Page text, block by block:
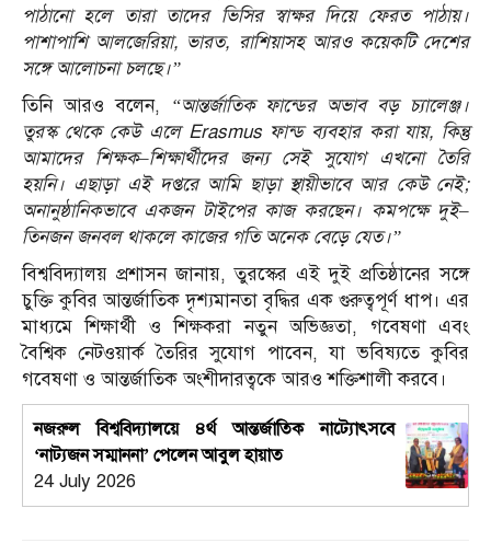
পাঠানো হলে তারা তাদের ভিসির স্বাক্ষর দিয়ে ফেরত পাঠায়।
পাশাপাশি আলজেরিয়া, ভারত, রাশিয়াসহ আরও কয়েকটি দেশের
সঙ্গে আলোচনা চলছে।”
তিনি আরও বলেন,
“আন্তর্জাতিক ফান্ডের অভাব বড় চ্যালেঞ্জ।
তুরস্ক থেকে কেউ এলে Erasmus ফান্ড ব্যবহার করা যায়, কিন্তু
আমাদের শিক্ষক–শিক্ষার্থীদের জন্য সেই সুযোগ এখনো তৈরি
হয়নি। এছাড়া এই দপ্তরে আমি ছাড়া স্থায়ীভাবে আর কেউ নেই;
অনানুষ্ঠানিকভাবে একজন টাইপের কাজ করছেন। কমপক্ষে দুই–
তিনজন জনবল থাকলে কাজের গতি অনেক বেড়ে যেত।”
বিশ্ববিদ্যালয় প্রশাসন জানায়, তুরস্কের এই দুই প্রতিষ্ঠানের সঙ্গে
চুক্তি কুবির আন্তর্জাতিক দৃশ্যমানতা বৃদ্ধির এক গুরুত্বপূর্ণ ধাপ। এর
মাধ্যমে শিক্ষার্থী ও শিক্ষকরা নতুন অভিজ্ঞতা, গবেষণা এবং
বৈশ্বিক নেটওয়ার্ক তৈরির সুযোগ পাবেন, যা ভবিষ্যতে কুবির
গবেষণা ও আন্তর্জাতিক অংশীদারত্বকে আরও শক্তিশালী করবে।
নজরুল বিশ্ববিদ্যালয়ে ৪র্থ আন্তর্জাতিক নাট্যোৎসবে
‘নাট্যজন সম্মাননা’ পেলেন আবুল হায়াত
24 July 2026